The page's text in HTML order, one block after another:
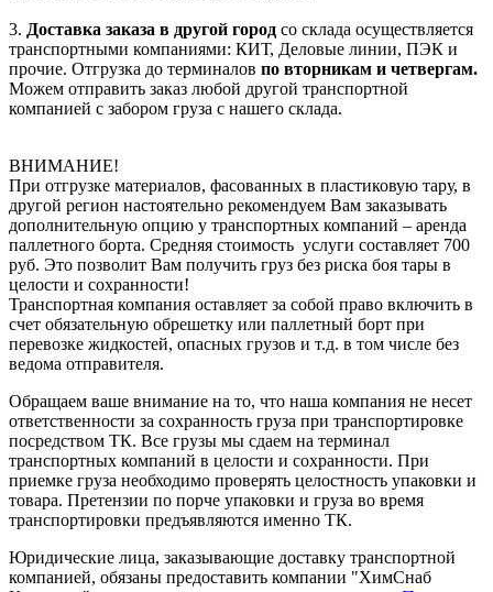
3. Доставка заказа в другой город со склада осуществляется
транспортными компаниями: КИТ, Деловые линии, ПЭК и
прочие. Отгрузка до терминалов по вторникам и четвергам.
Можем отправить заказ любой другой транспортной
компанией с забором груза с нашего склада.
ВНИМАНИЕ!
При отгрузке материалов, фасованных в пластиковую тару, в
другой регион настоятельно рекомендуем Вам заказывать
дополнительную опцию у транспортных компаний – аренда
паллетного борта. Средняя стоимость услуги составляет 700
руб. Это позволит Вам получить груз без риска боя тары в
целости и сохранности!
Транспортная компания оставляет за собой право включить в
счет обязательную обрешетку или паллетный борт при
перевозке жидкостей, опасных грузов и т.д. в том числе без
ведома отправителя.
Обращаем ваше внимание на то, что наша компания не несет
ответственности за сохранность груза при транспортировке
посредством ТК. Все грузы мы сдаем на терминал
транспортных компаний в целости и сохранности. При
приемке груза необходимо проверять целостность упаковки и
товара. Претензии по порче упаковки и груза во время
транспортировки предъявляются именно ТК.
Юридические лица, заказывающие доставку транспортной
компанией, обязаны предоставить компании "ХимСнаб